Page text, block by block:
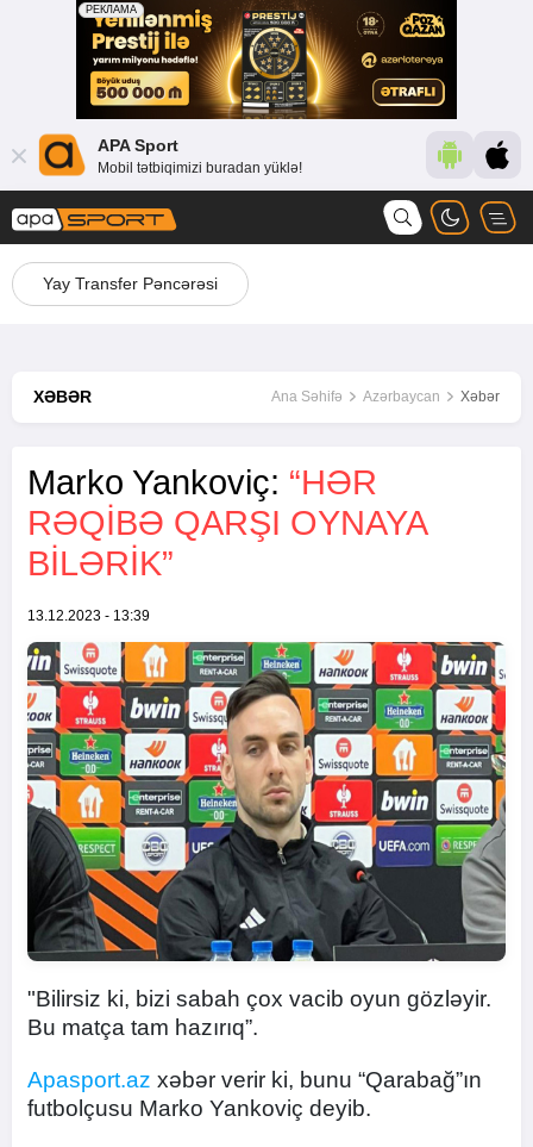
APA Sport
Mobil tətbiqimizi buradan yüklə!
Yay Transfer Pəncərəsi
XƏBƏR Ana Səhifə Azərbaycan Xəbər
Marko Yankoviç: “HƏR
RƏQIBƏ QARŞI OYNAYA
BILƏRIK”
13.12.2023 - 13:39
"Bilirsiz ki, bizi sabah çox vacib oyun gözləyir.
Bu matça tam hazırıq”.
Apasport.az xəbər verir ki, bunu “Qarabağ”ın
futbolçusu Marko Yankoviç deyib.